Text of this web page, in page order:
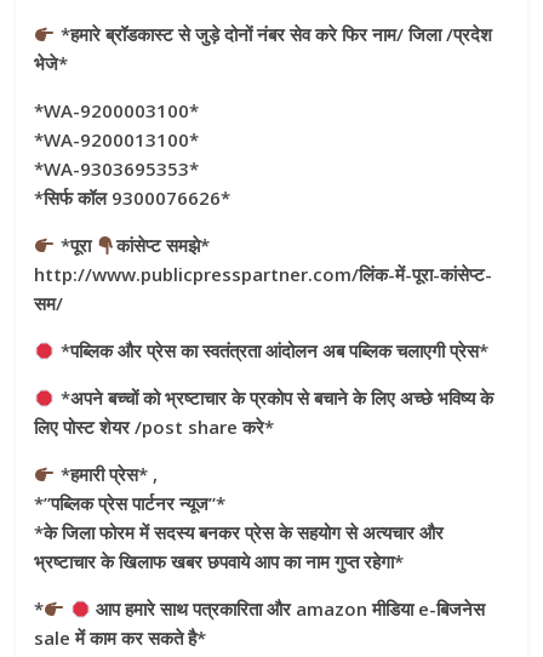
*हमारे ब्रॉडकास्ट से जुड़े दोनों नंबर सेव करे फिर नाम/ जिला /प्रदेश
भेजे*
*WA-9200003100*
*WA-9200013100*
*WA-9303695353*
*सिर्फ कॉल 9300076626*
*पूरा
कांसेप्ट समझे*
http://www.publicpresspartner.com/लिंक-में-पूरा-कांसेप्ट-
सम/
*पब्लिक और प्रेस का स्वतंत्रता आंदोलन अब पब्लिक चलाएगी प्रेस*
*अपने बच्चों को भ्रष्टाचार के प्रकोप से बचाने के लिए अच्छे भविष्य के
लिए पोस्ट शेयर /post share करे*
*हमारी प्रेस* ,
*”पब्लिक प्रेस पार्टनर न्यूज”*
*के जिला फोरम में सदस्य बनकर प्रेस के सहयोग से अत्यचार और
भ्रष्टाचार के खिलाफ खबर छपवाये आप का नाम गुप्त रहेगा*
*
आप हमारे साथ पत्रकारिता और amazon मीडिया e-बिजनेस
sale में काम कर सकते है*